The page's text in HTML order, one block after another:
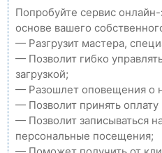
Попробуйте сервис
основе вашего
— Разгрузит мастера,
— Позволит гибко
загрузкой;
— Разошлет оповещения о
— Позволит принять
— Позволит записываться
персональные посещения;